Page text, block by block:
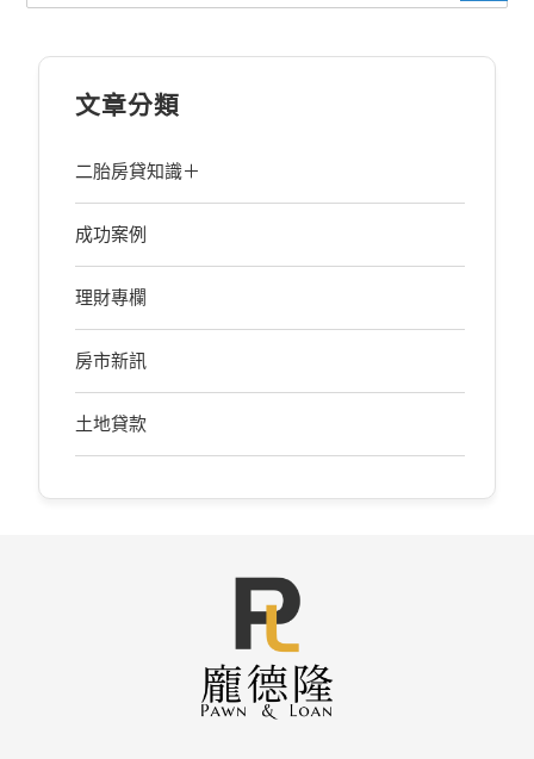
文章分類
二胎房貸知識＋
成功案例
理財專欄
房市新訊
土地貸款